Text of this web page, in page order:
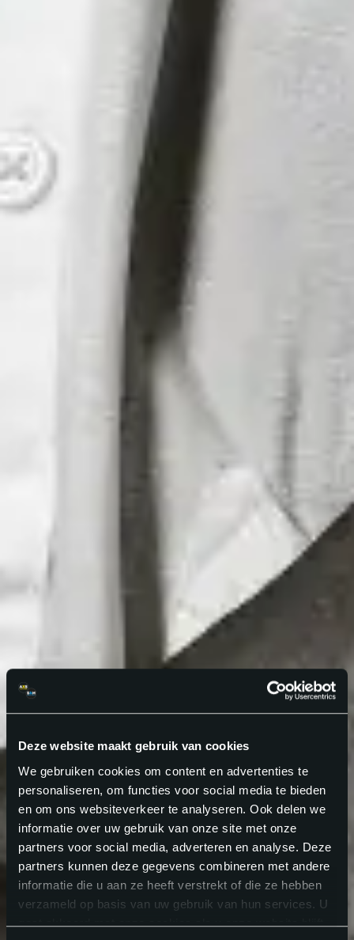
Deze website maakt gebruik van cookies
We gebruiken cookies om content en advertenties te
personaliseren, om functies voor social media te bieden
en om ons websiteverkeer te analyseren. Ook delen we
informatie over uw gebruik van onze site met onze
partners voor social media, adverteren en analyse. Deze
partners kunnen deze gegevens combineren met andere
informatie die u aan ze heeft verstrekt of die ze hebben
verzameld op basis van uw gebruik van hun services. U
gaat akkoord met onze cookies als u onze website blijft